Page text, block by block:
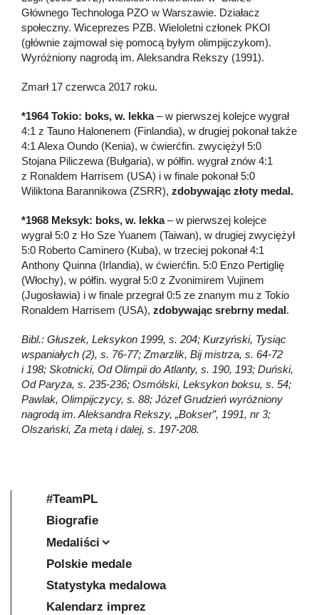
Głównego Technologa PZO w Warszawie. Działacz
społeczny. Wiceprezes PZB. Wieloletni członek PKOl
(głównie zajmował się pomocą byłym olimpijczykom).
Wyróżniony nagrodą im. Aleksandra Rekszy (1991).
Zmarł 17 czerwca 2017 roku.
*1964 Tokio: boks, w. lekka– w pierwszej kolejce wygrał
4:1 z Tauno Halonenem (Finlandia), w drugiej pokonał także
4:1 Alexa Oundo (Kenia), w ćwierćfin. zwyciężył 5:0
Stojana Piliczewa (Bułgaria), w półfin. wygrał znów 4:1
z Ronaldem Harrisem (USA) i w finale pokonał 5:0
Wiliktona Barannikowa (ZSRR), zdobywając złoty medal.
*1968 Meksyk: boks, w. lekka– w pierwszej kolejce
wygrał 5:0 z Ho Sze Yuanem (Taiwan), w drugiej zwyciężył
5:0 Roberto Caminero (Kuba), w trzeciej pokonał 4:1
Anthony Quinna (Irlandia), w ćwierćfin. 5:0 Enzo Pertiglię
(Włochy), w półfin. wygrał 5:0 z Zvonimirem Vujinem
(Jugosławia) i w finale przegrał 0:5 ze znanym mu z Tokio
Ronaldem Harrisem (USA), zdobywając srebrny medal.
Bibl.: Głuszek, Leksykon 1999, s. 204; Kurzyński, Tysiąc
wspaniałych (2), s. 76-77; Zmarzlik, Bij mistrza, s. 64-72
i 198; Skotnicki, Od Olimpii do Atlanty, s. 190, 193; Duński,
Od Paryża, s. 235-236; Osmólski, Leksykon boksu, s. 54;
Pawlak, Olimpijczycy, s. 88; Józef Grudzień wyróżniony
nagrodą im. Aleksandra Rekszy, „Bokser”, 1991, nr 3;
Olszański, Za metą i dalej, s. 197-208.
#TeamPL
Biografie
Medaliści
Polskie medale
Statystyka medalowa
Kalendarz imprez